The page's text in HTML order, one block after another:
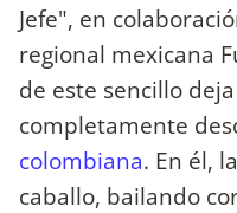
Jefe", en
regional mexicana
de este sencillo
completamente
colombiana. En él,
caballo, bailando